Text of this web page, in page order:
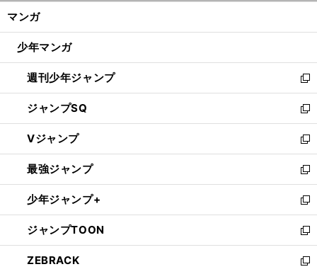
ン
ウ
開
く
マンガ
少年マンガ
週刊少年ジャンプ
新
し
い
ウ
ィ
ン
ド
ウ
で
開
く
ジャンプSQ
新
し
い
ウ
ィ
ン
ド
ウ
で
開
く
Vジャンプ
新
し
い
ウ
ィ
ン
ド
ウ
で
最強ジャンプ
新
し
い
ウ
ィ
ン
ド
少年ジャンプ+
新
し
い
ウ
ィ
ジャンプTOON
新
し
い
ZEBRACK
新